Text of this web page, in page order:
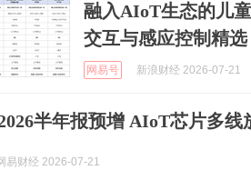
融入AIoT生态的儿
交互与感应控制精选
网易号 新浪财经 2026-07-21
半年报预增 AIoT芯片多线
易财经 2026-07-21